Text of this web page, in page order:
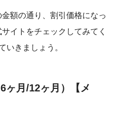
額の通り、割引価格になっ
イトをチェックしてみてく
きましょう。
月/12ヶ月）【メ